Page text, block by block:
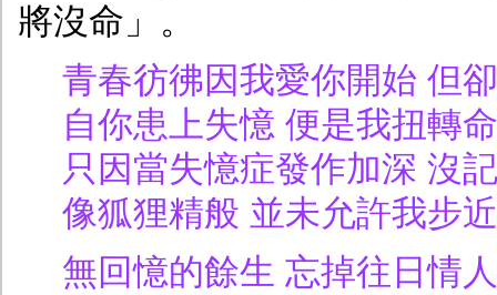
將沒命」。
青春彷彿因我愛你開始 但
自你患上失憶 便是我扭轉
只因當失憶症發作加深 沒
像狐狸精般 並未允許我步近
無回憶的餘生 忘掉往日情